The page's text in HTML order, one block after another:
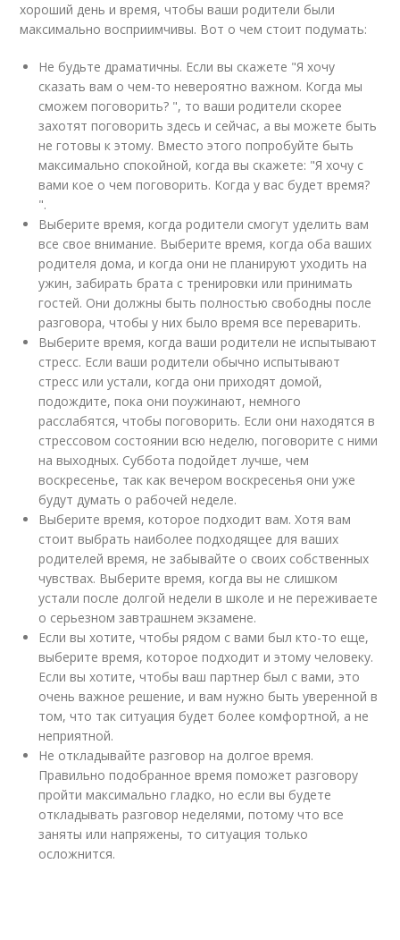
хороший день и время, чтобы ваши родители были
максимально восприимчивы. Вот о чем стоит подумать:
Не будьте драматичны. Если вы скажете "Я хочу
сказать вам о чем-то невероятно важном. Когда мы
сможем поговорить? ", то ваши родители скорее
захотят поговорить здесь и сейчас, а вы можете быть
не готовы к этому. Вместо этого попробуйте быть
максимально спокойной, когда вы скажете: "Я хочу с
вами кое о чем поговорить. Когда у вас будет время?
".
Выберите время, когда родители смогут уделить вам
все свое внимание. Выберите время, когда оба ваших
родителя дома, и когда они не планируют уходить на
ужин, забирать брата с тренировки или принимать
гостей. Они должны быть полностью свободны после
разговора, чтобы у них было время все переварить.
Выберите время, когда ваши родители не испытывают
стресс. Если ваши родители обычно испытывают
стресс или устали, когда они приходят домой,
подождите, пока они поужинают, немного
расслабятся, чтобы поговорить. Если они находятся в
стрессовом состоянии всю неделю, поговорите с ними
на выходных. Суббота подойдет лучше, чем
воскресенье, так как вечером воскресенья они уже
будут думать о рабочей неделе.
Выберите время, которое подходит вам. Хотя вам
стоит выбрать наиболее подходящее для ваших
родителей время, не забывайте о своих собственных
чувствах. Выберите время, когда вы не слишком
устали после долгой недели в школе и не переживаете
о серьезном завтрашнем экзамене.
Если вы хотите, чтобы рядом с вами был кто-то еще,
выберите время, которое подходит и этому человеку.
Если вы хотите, чтобы ваш партнер был с вами, это
очень важное решение, и вам нужно быть уверенной в
том, что так ситуация будет более комфортной, а не
неприятной.
Не откладывайте разговор на долгое время.
Правильно подобранное время поможет разговору
пройти максимально гладко, но если вы будете
откладывать разговор неделями, потому что все
заняты или напряжены, то ситуация только
осложнится.